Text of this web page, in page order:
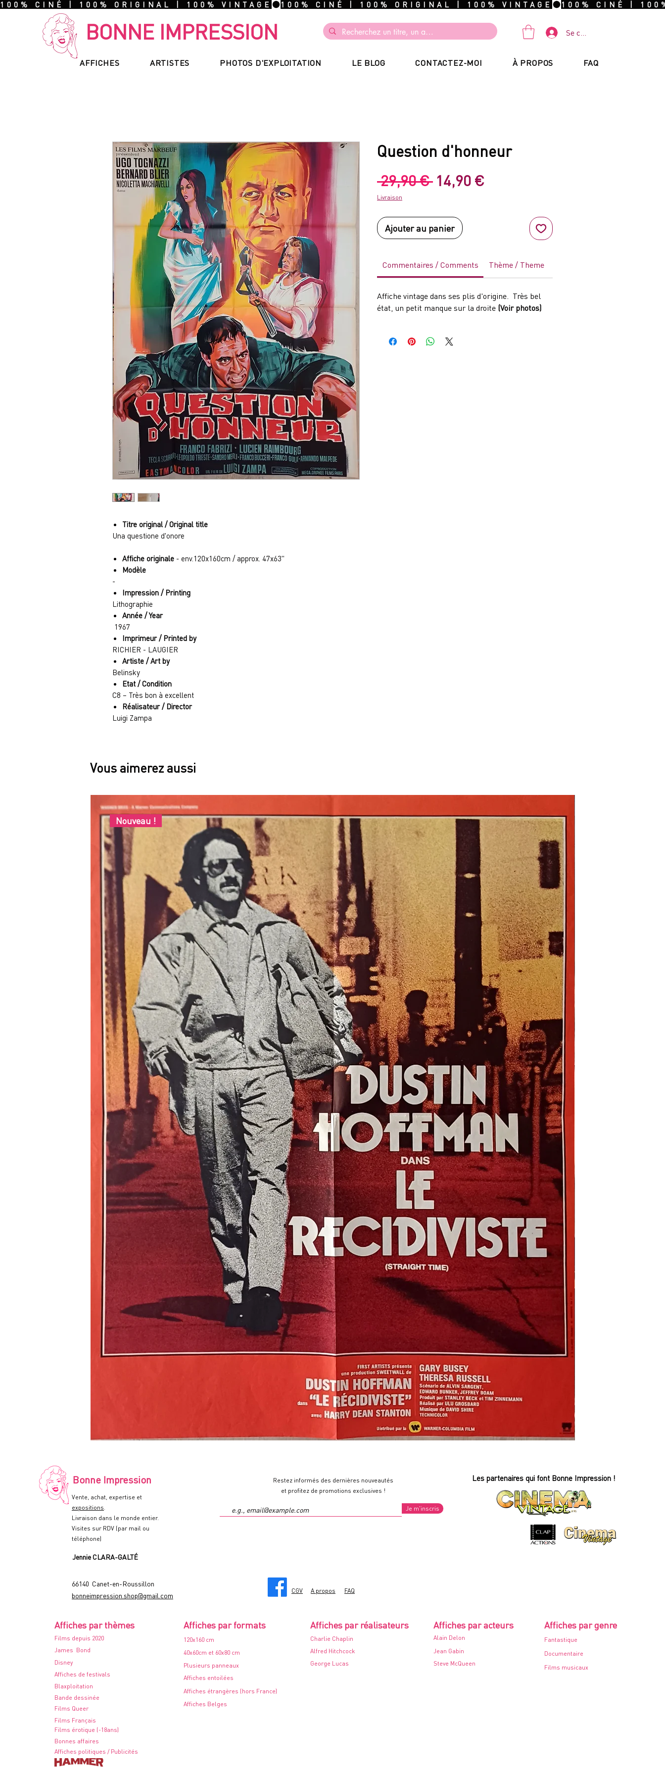
100% CINÉ | 100% ORIGINAL | 100% VINTAGE
BONNE IMPRESSION Se connecter
AFFICHES ARTISTES PHOTOS D'EXPLOITATION LE BLOG CONTACTEZ-MOI À PROPOS FAQ
Titre original / Original title
Una questione d'onore
Affiche originale - env.120x160cm / approx. 47x63"
Modèle
-
Impression / Printing
Lithographie
Année / Year
1967
Imprimeur / Printed by
RICHIER - LAUGIER
Artiste / Art by
Belinsky
Etat / Condition
C8 – Très bon à excellent
Réalisateur / Director
Luigi Zampa
Question d'honneur
29,90 € Prix
14,90 €Prix
Livraison
Ajouter au panier
Commentaires / Comments Thème / Theme
Affiche vintage dans ses plis d'origine. Très bel
état, un petit manque sur la droite (Voir photos)
Vous aimerez aussi
Nouveau !
60x80cm.
Affiche
de
-
60x80cm.
-
1968
Bonne Impression
Vente, achat, expertise et
expositions
Livraison dans le monde entier.
Visites sur RDV (par mail ou
téléphone)
Jennie CLARA-GALTÉ
Restez informés des dernières nouveautés
et profitez de promotions exclusives !
Je m'inscris
Les partenaires qui font Bonne Impression !
66140 Canet-en-Roussillon
bonneimpression.shop@gmail.com
CGV A propos FAQ
Affiches par thèmes
Films depuis 2020
James Bond
Disney
Affiches de festivals
Blaxploitation
Bande dessinée
Films Queer
Films Français
Films érotique (-18ans)
Bonnes affaires
Affiches politiques / Publicités
Affiches par formats
120x160 cm
40x60cm et 60x80 cm
Plusieurs panneaux
Affiches entoilées
Affiches étrangères (hors France)
Affiches Belges
Affiches par réalisateurs
Charlie Chaplin
Alfred Hitchcock
George Lucas
Affiches par acteurs
Alain Delon
Jean Gabin
Steve McQueen
Affiches par genre
Fantastique
Documentaire
Films musicaux